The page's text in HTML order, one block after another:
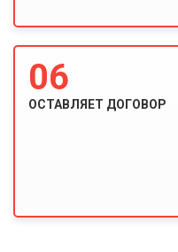
06
ОСТАВЛЯЕТ ДОГОВОР